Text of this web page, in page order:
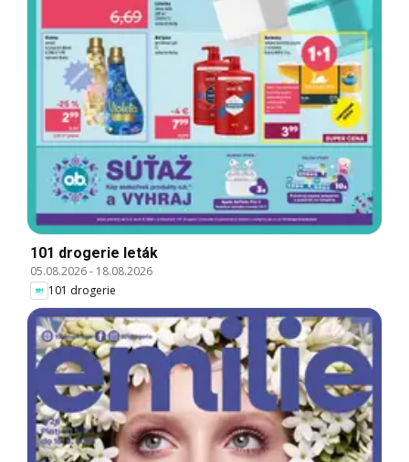
101 drogerie leták
05.08.2026- 18.08.2026
101 drogerie